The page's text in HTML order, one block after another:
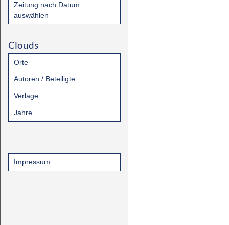
Zeitung nach Datum
auswählen
Clouds
Orte
Autoren / Beteiligte
Verlage
Jahre
Impressum